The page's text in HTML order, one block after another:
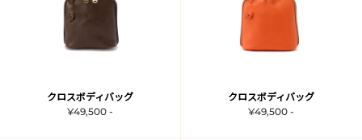
クロスボディバッグ
¥49,500 -
クロスボディバッグ
¥49,500 -